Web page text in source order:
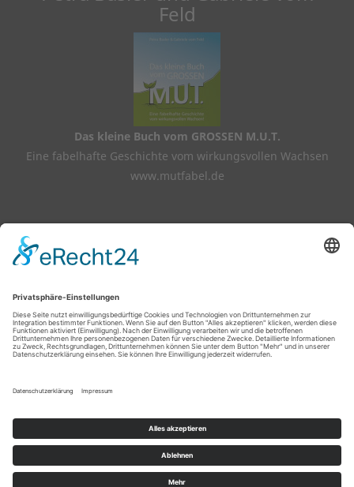
Feld
Das kleine Buch vom GROSSEN M.U.T.
Eine fabelhafte Geschichte vom wirkungsvollen Wachsen
www.mutfabel.de
Copyright © 2026 BASLER Coaching ·Impressum·